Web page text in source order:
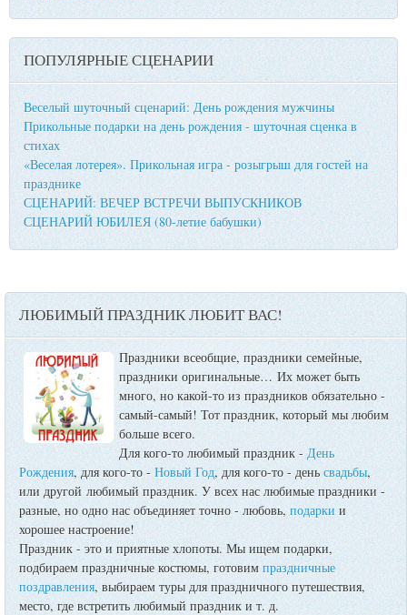
ПОПУЛЯРНЫЕ СЦЕНАРИИ
Веселый шуточный сценарий: День рождения мужчины
Прикольные подарки на день рождения - шуточная сценка в
стихах
«Веселая лотерея». Прикольная игра - розыгрыш для гостей на
празднике
СЦЕНАРИЙ: ВЕЧЕР ВСТРЕЧИ ВЫПУСКНИКОВ
СЦЕНАРИЙ ЮБИЛЕЯ (80-летие бабушки)
ЛЮБИМЫЙ ПРАЗДНИК ЛЮБИТ ВАС!
Праздники всеобщие, праздники семейные,
праздники оригинальные… Их может быть
много, но какой-то из праздников обязательно -
самый-самый! Тот праздник, который мы любим
больше всего.
Для кого-то любимый праздник - День
Рождения, для кого-то -Новый Год, для кого-то - деньсвадьбы,
или другой любимый праздник. У всех нас любимые праздники -
разные, но одно нас объединяет точно - любовь,подаркии
хорошее настроение!
Праздник - это и приятные хлопоты. Мы ищем подарки,
подбираем праздничные костюмы, готовимпраздничные
поздравления, выбираем туры для праздничного путешествия,
место, где встретить любимый праздник и т. д.